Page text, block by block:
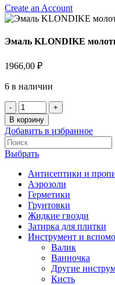
Create an Account
Эмаль KLONDIKE
1966,00 ₽
6 в наличии
В корзину
Добавить в избранное
Выбрать
Антисептики и
Аэрозоли
Герметики
Грунтовки
Жидкие гвозди
Затирка для плитки
Инструмент и
Валик
Ванночка
Другие
Кисть